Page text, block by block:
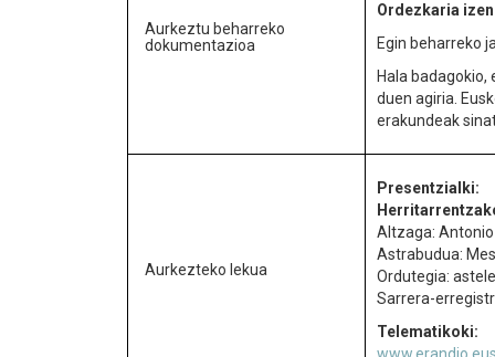
Aurkeztu beharreko
dokumentazioa
Ordezkaria
Egin beharreko
Hala
duen agiria.
erakundeak
Aurkezteko lekua
Presentzialki:
Altzaga:
Astrabudua:
Ordutegia:
Sarrera-
Telematikoki: